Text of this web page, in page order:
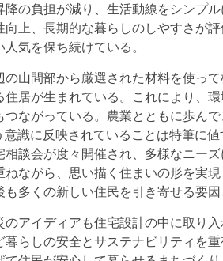
の負担が減り、生活動線をシンプ
上、長期的な暮らしのしやすさが
気を保ち続けている。
山間部から厳選された材料を使っ
居が生まれている。これにより、
ながっている。農業とともに歩ん
識に反映されていることは特筆に
談会が度々開催され、多様なニー
ながら、思い描く住まいの形を実
多くの新しい住民を引き寄せる要因
アイディアも住宅設計の中に取り
らしの安全とサステナビリティを